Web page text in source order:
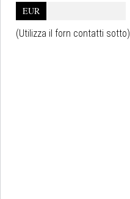
EUR
(Utilizza il forn contatti sotto)